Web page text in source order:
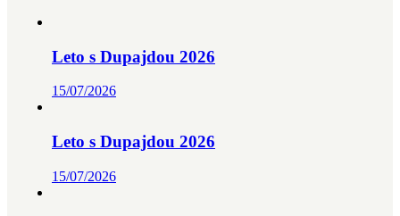
Leto s Dupajdou 2026
15/07/2026
Leto s Dupajdou 2026
15/07/2026